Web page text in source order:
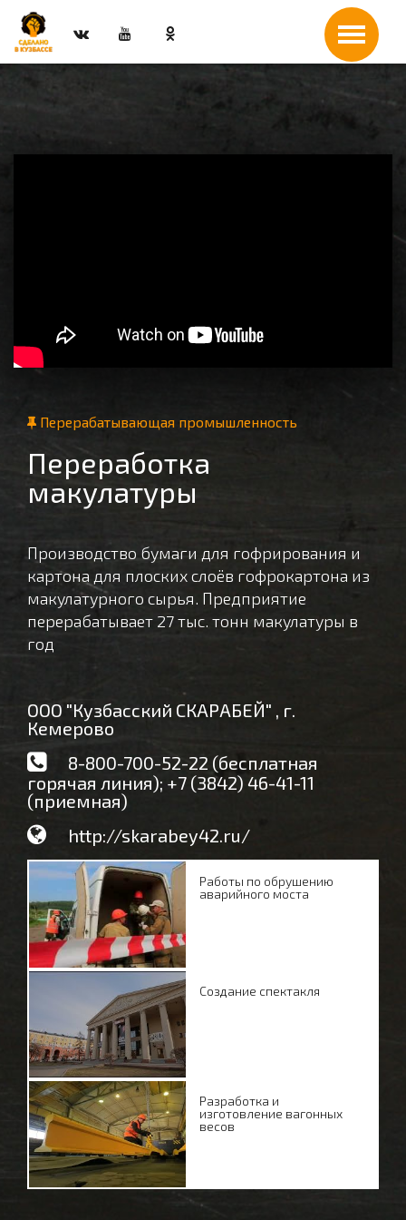
Перерабатывающая промышленность
Переработка
макулатуры
Производство бумаги для гофрирования и
картона для плоских слоёв гофрокартона из
макулатурного сырья. Предприятие
перерабатывает 27 тыс. тонн макулатуры в
год
ООО "Кузбасский СКАРАБЕЙ" , г.
Кемерово
8-800-700-52-22 (бесплатная
горячая линия); +7 (3842) 46-41-11
(приемная)
http://skarabey42.ru/
Работы по обрушению
аварийного моста
Создание спектакля
Разработка и
изготовление вагонных
весов